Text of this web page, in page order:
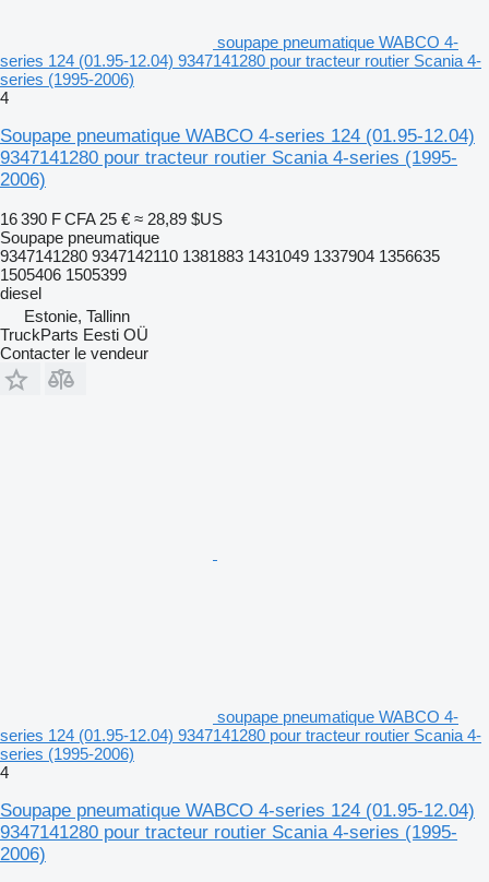
soupape pneumatique WABCO 4-
series 124 (01.95-12.04) 9347141280 pour tracteur routier Scania 4-
series (1995-2006)
4
Soupape pneumatique WABCO 4-series 124 (01.95-12.04)
9347141280 pour tracteur routier Scania 4-series (1995-
2006)
16 390 F CFA 25 € ≈ 28,89 $US
Soupape pneumatique
9347141280 9347142110 1381883 1431049 1337904 1356635
1505406 1505399
diesel
Estonie, Tallinn
TruckParts Eesti OÜ
Contacter le vendeur
soupape pneumatique WABCO 4-
series 124 (01.95-12.04) 9347141280 pour tracteur routier Scania 4-
series (1995-2006)
4
Soupape pneumatique WABCO 4-series 124 (01.95-12.04)
9347141280 pour tracteur routier Scania 4-series (1995-
2006)